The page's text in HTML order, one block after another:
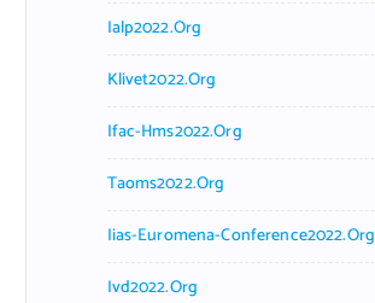
Ialp2022.org
Klivet2022.org
Ifac-Hms2022.org
Taoms2022.org
Iias-Euromena-Conference2022.org
Ivd2022.org